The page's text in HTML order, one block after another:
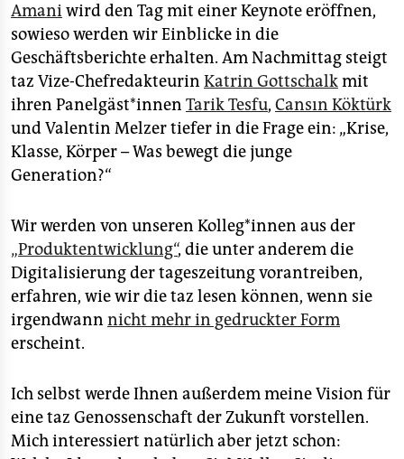
Amaniwird den Tag mit einer Keynote eröffnen,
sowieso werden wir Einblicke in die
Geschäftsberichte erhalten. Am Nachmittag steigt
taz Vize-Chefredakteurin Katrin Gottschalkmit
ihren Pa­nel­gäs­t*in­nen Tarik Tesfu, Cansın Köktürk
und Valentin Melzer tiefer in die Frage ein: „Krise,
Klasse, Körper – Was bewegt die junge
Generation?“
Wir werden von unseren Kol­le­g*in­nen aus der
„Produktentwicklung“, die unter anderem die
Digitalisierung der tageszeitung vorantreiben,
erfahren, wie wir die taz lesen können, wenn sie
irgendwann nicht mehr in gedruckter Form
erscheint.
Ich selbst werde Ihnen außerdem meine Vision für
eine taz Genossenschaft der Zukunft vorstellen.
Mich interessiert natürlich aber jetzt schon: